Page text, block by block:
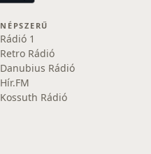
NÉPSZERŰ
Rádió 1
Retro Rádió
Danubius Rádió
Hír.FM
Kossuth Rádió